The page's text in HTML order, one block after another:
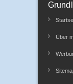
Über